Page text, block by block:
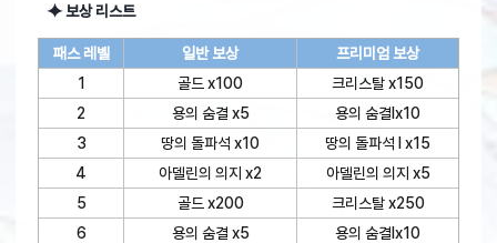
⯌ 보상 리스트
패스 레벨 일반 보상
프리미엄 보상
1
골드 x100
크리스탈 x150
2
용의 숨결 x5
용의 숨결Ⅰx10
3
땅의 돌파석 x10
땅의 돌파석 I x15
4
아델린의 의지 x2
아델린의 의지 x5
5
골드 x200
크리스탈 x250
6
용의 숨결 x5
용의 숨결Ⅰx10